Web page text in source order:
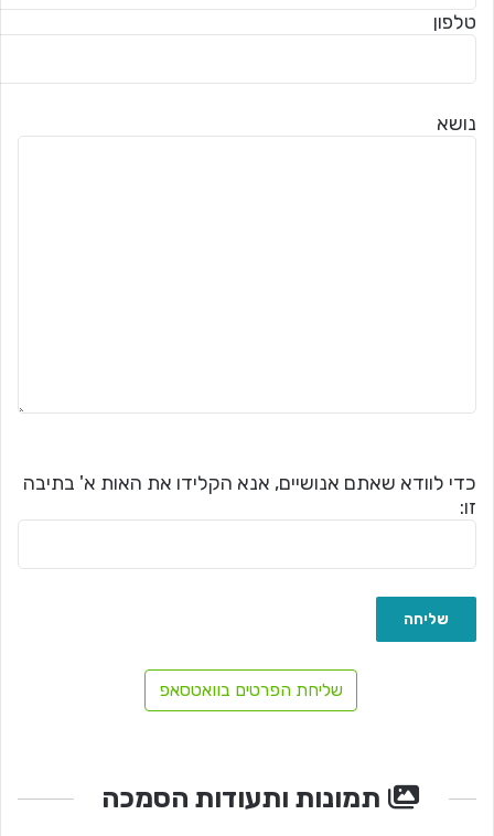
טלפון
נושא
כדי לוודא שאתם אנושיים, אנא הקלידו את האות א' בתיבה
זו:
שליחת הפרטים בוואטסאפ
תמונות ותעודות הסמכה